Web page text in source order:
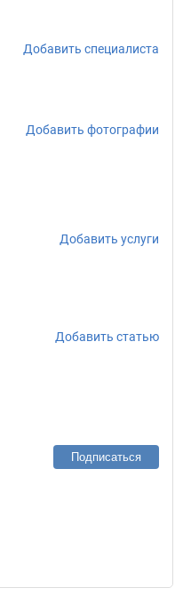
Добавить специалиста
Добавить фотографии
Добавить услуги
Добавить статью
Подписаться